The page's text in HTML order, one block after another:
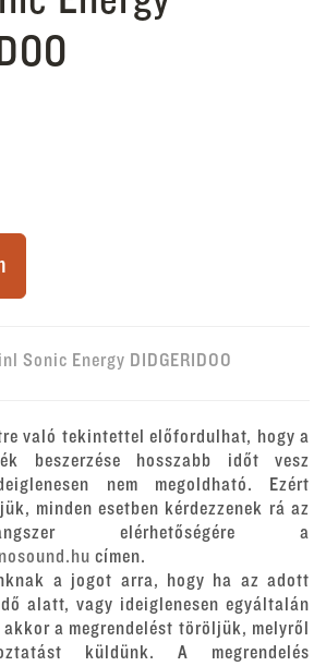
Sonic Energy DIDGERIDOO
való tekintettel előfordulhat, hogy a
beszerzése hosszabb időt vesz
nem megoldható. Ezért
minden esetben kérdezzenek rá az
elérhetőségére a
címen.
a jogot arra, hogy ha az adott
alatt, vagy ideiglenesen egyáltalán
akkor a megrendelést töröljük, melyről
küldünk. A megrendelés